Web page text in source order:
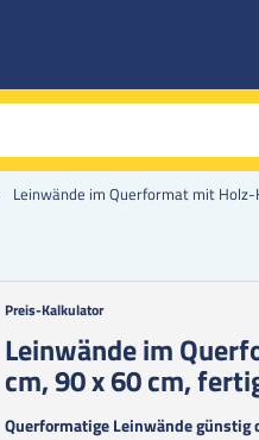
Leinwände im Querformat mit Holz-
Zum
der
Bildgalerie
springen
Preis-Kalkulator
Leinwände im
cm, 90 x 60 cm,
Querformatige Leinwände günstig